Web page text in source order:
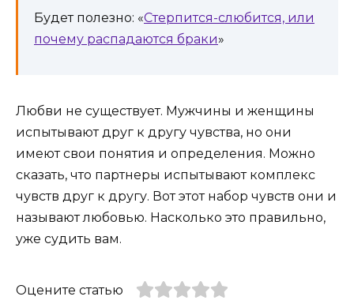
Будет полезно: «Стерпится-слюбится, или
почему распадаются браки»
Любви не существует. Мужчины и женщины
испытывают друг к другу чувства, но они
имеют свои понятия и определения. Можно
сказать, что партнеры испытывают комплекс
чувств друг к другу. Вот этот набор чувств они и
называют любовью. Насколько это правильно,
уже судить вам.
Оцените статью